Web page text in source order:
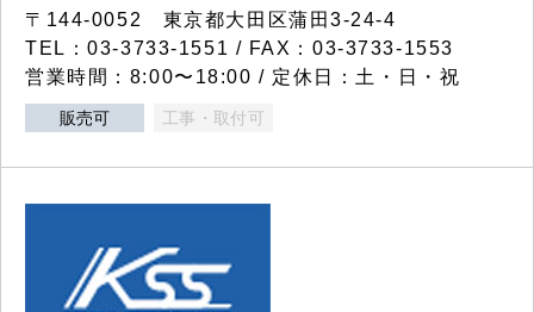
〒144-0052 東京都大田区蒲田3-24-4
TEL：03-3733-1551 / FAX：03-3733-1553
営業時間：8:00〜18:00 / 定休日：土・日・祝
販売可 工事・取付可